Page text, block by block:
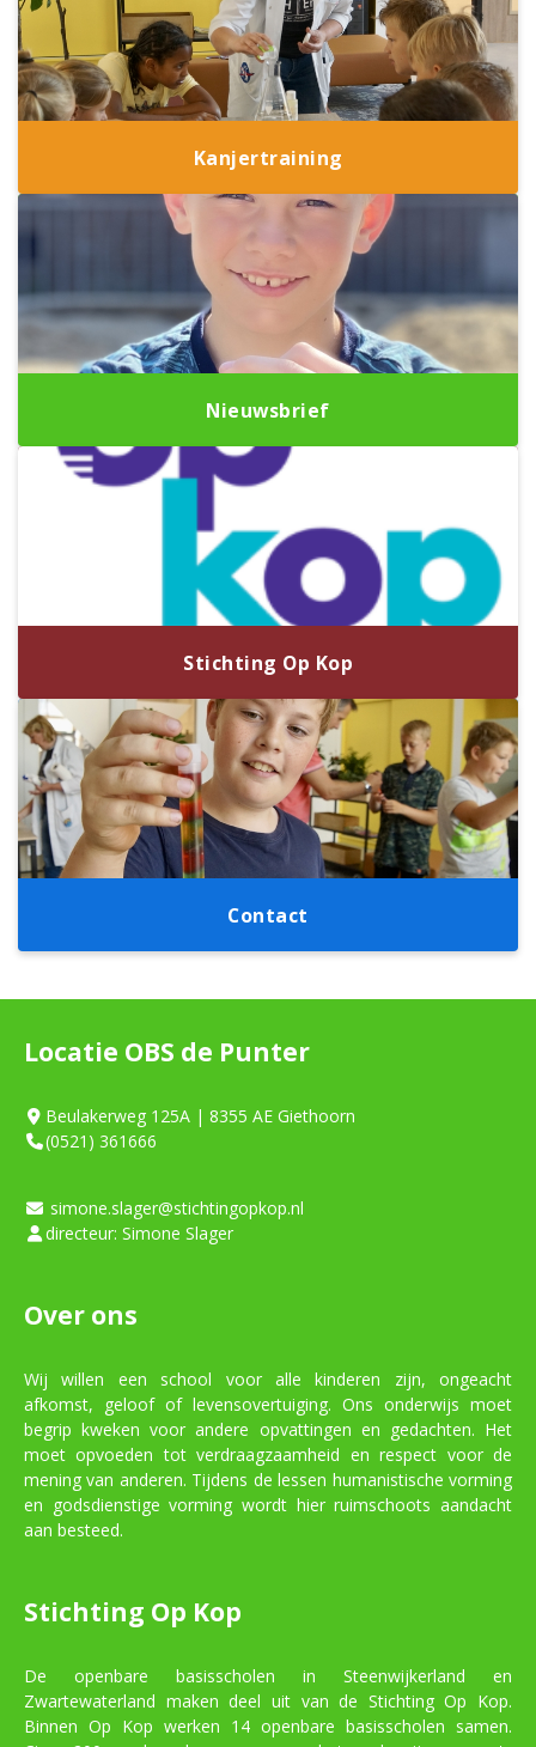
Kanjertraining
Nieuwsbrief
Stichting Op Kop
Contact
Locatie OBS de Punter
Beulakerweg 125A | 8355 AE Giethoorn
(0521) 361666
simone.slager@stichtingopkop.nl
directeur: Simone Slager
Over ons
Wij willen een school voor alle kinderen zijn, ongeacht
afkomst, geloof of levensovertuiging. Ons onderwijs moet
begrip kweken voor andere opvattingen en gedachten. Het
moet opvoeden tot verdraagzaamheid en respect voor de
mening van anderen. Tijdens de lessen humanistische vorming
en godsdienstige vorming wordt hier ruimschoots aandacht
aan besteed.
Stichting Op Kop
De openbare basisscholen in Steenwijkerland en
Zwartewaterland maken deel uit van de Stichting Op Kop.
Binnen Op Kop werken 14 openbare basisscholen samen.